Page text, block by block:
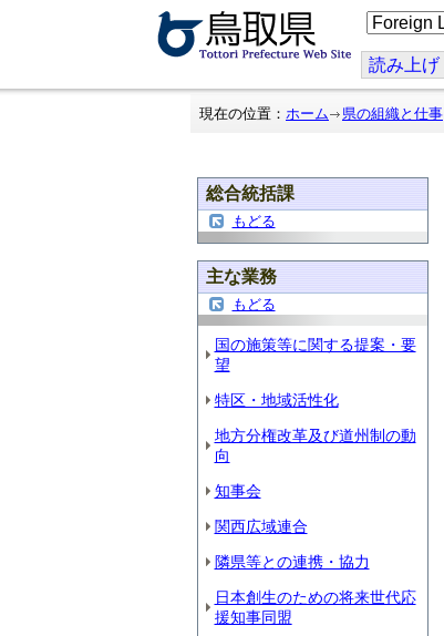
こ
の
ジ
を
翻
読み上げ
現在の位置： ホーム 県の組織と仕事
総合統括課
もどる
主な業務
もどる
国の施策等に関する提案・要
望
特区・地域活性化
地方分権改革及び道州制の動
向
知事会
関西広域連合
隣県等との連携・協力
日本創生のための将来世代応
援知事同盟